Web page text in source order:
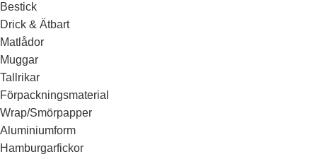
Bestick
Drick & Ätbart
Matlådor
Muggar
Tallrikar
Förpackningsmaterial
Wrap/Smörpapper
Aluminiumform
Hamburgarfickor